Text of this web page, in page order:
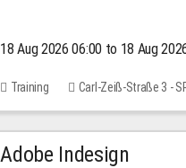
18 Aug 2026 06:00 to 18 Aug
Training Carl-Zeiß-Straße 3 -
Adobe Indesign